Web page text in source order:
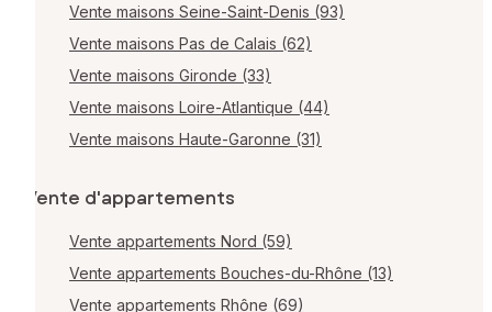
Vente maisons Seine-Saint-Denis (93)
Vente maisons Pas de Calais (62)
Vente maisons Gironde (33)
Vente maisons Loire-Atlantique (44)
Vente maisons Haute-Garonne (31)
Vente d'appartements
Vente appartements Nord (59)
Vente appartements Bouches-du-Rhône (13)
Vente appartements Rhône (69)